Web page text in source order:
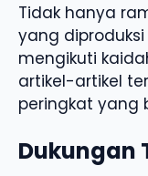
Tidak hanya
yang
mengikuti
artikel-artikel
peringkat yang
Dukungan